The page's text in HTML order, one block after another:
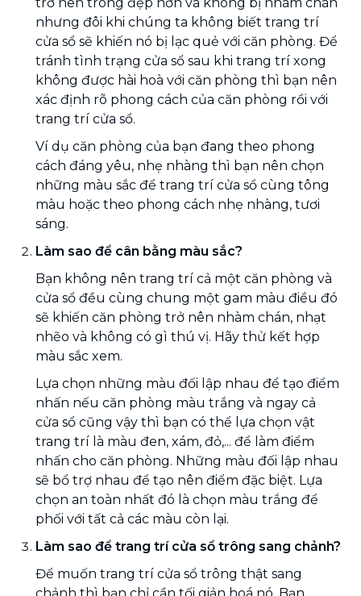
nhưng đôi khi chúng ta không biết trang trí
cửa sổ sẽ khiến nó bị lạc quẻ với căn phòng. Để
tránh tình trạng cửa sổ sau khi trang trí xong
không được hài hoà với căn phòng thì bạn nên
xác định rõ phong cách của căn phòng rồi với
trang trí cửa sổ.
Ví dụ căn phòng của bạn đang theo phong
cách đáng yêu, nhẹ nhàng thì bạn nên chọn
những màu sắc để trang trí cửa sổ cùng tông
màu hoặc theo phong cách nhẹ nhàng, tươi
sáng.
Làm sao để cân bằng màu sắc?
Bạn không nên trang trí cả một căn phòng và
cửa sổ đều cùng chung một gam màu điều đó
sẽ khiến căn phòng trở nên nhàm chán, nhạt
nhẽo và không có gì thú vị. Hãy thử kết hợp
màu sắc xem.
Lựa chọn những màu đối lập nhau để tạo điểm
nhấn nếu căn phòng màu trắng và ngay cả
cửa sổ cũng vậy thì bạn có thể lựa chọn vật
trang trí là màu đen, xám, đỏ,... để làm điểm
nhấn cho căn phòng. Những màu đối lập nhau
sẽ bổ trợ nhau để tạo nên điểm đặc biệt. Lựa
chọn an toàn nhất đó là chọn màu trắng để
phối với tất cả các màu còn lại.
Làm sao để trang trí cửa sổ trông sang chảnh?
Để muốn trang trí cửa sổ trông thật sang
chảnh thì bạn chỉ cần tối giản hoá nó. Bạn